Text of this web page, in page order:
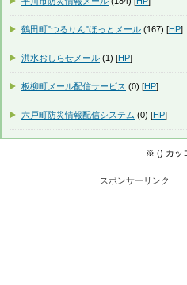
鶴田町"つるりん"ほっとメール (167) [HP]
洪水おしらせメール (1) [HP]
板柳町メール配信サービス (0) [HP]
六戸町防災情報配信システム (0) [HP]
※ () カッ
スポンサーリンク